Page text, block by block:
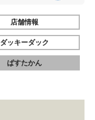
店舗情報
ダッキーダック
ぱすたかん